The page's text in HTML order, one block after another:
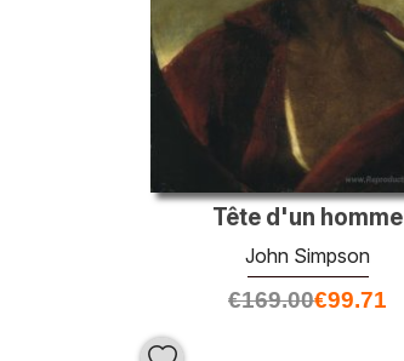
Tête d'un homme
John Simpson
€169.00€99.71